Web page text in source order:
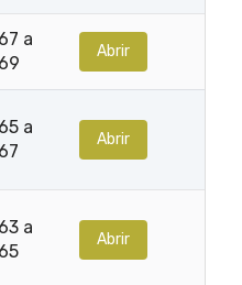
a
Abrir
a
Abrir
a
Abrir